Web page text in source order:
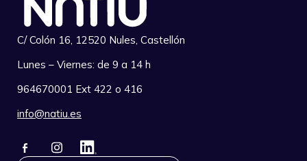
C/ Colón 16, 12520 Nules, Castellón
Lunes – Viernes: de 9 a 14 h
964670001 Ext 422 o 416
info@natiu.es